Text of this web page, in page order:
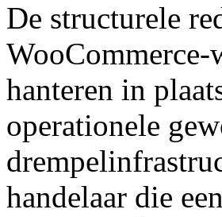
De structurele
hanteren in
operationele
handelaar die